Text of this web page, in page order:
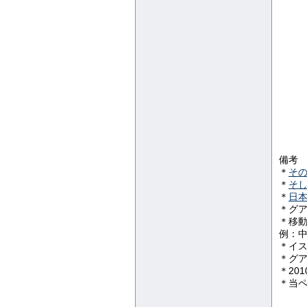
備考
＊ そ
＊ そ
＊ 日
＊グ
＊移
例：
＊イ
＊グ
＊
＊当